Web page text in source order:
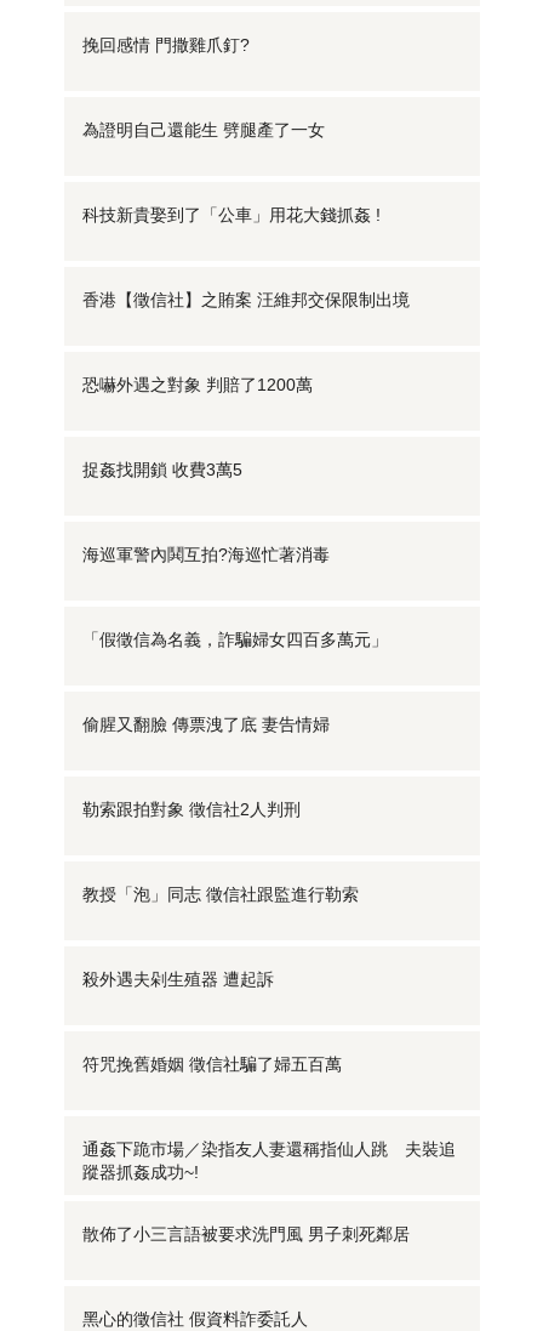
挽回感情 門撒雞爪釘?
為證明自己還能生 劈腿產了一女
科技新貴娶到了「公車」用花大錢抓姦 !
香港【徵信社】之賄案 汪維邦交保限制出境
恐嚇外遇之對象 判賠了1200萬
捉姦找開鎖 收費3萬5
海巡軍警內鬨互拍?海巡忙著消毒
「假徵信為名義，詐騙婦女四百多萬元」
偷腥又翻臉 傳票洩了底 妻告情婦
勒索跟拍對象 徵信社2人判刑
教授「泡」同志 徵信社跟監進行勒索
殺外遇夫剁生殖器 遭起訴
符咒挽舊婚姻 徵信社騙了婦五百萬
通姦下跪市場／染指友人妻還稱指仙人跳 夫裝追
蹤器抓姦成功~!
散佈了小三言語被要求洗門風 男子刺死鄰居
黑心的徵信社 假資料詐委託人